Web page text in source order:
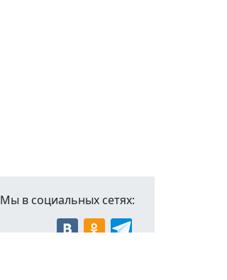
Мы в социальных сетях: